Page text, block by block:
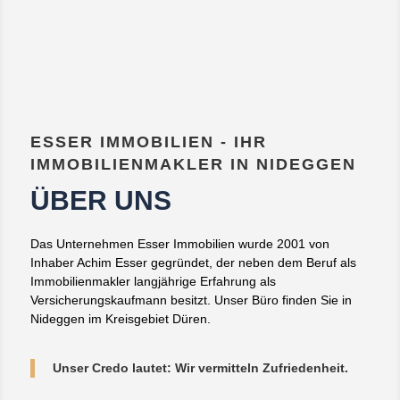
ESSER IMMOBILIEN - IHR
IMMOBILIENMAKLER IN NIDEGGEN
ÜBER UNS
Das Unternehmen Esser Immobilien wurde 2001 von
Inhaber Achim Esser gegründet, der neben dem Beruf als
Immobilienmakler langjährige Erfahrung als
Versicherungskaufmann besitzt. Unser Büro finden Sie in
Nideggen im Kreisgebiet Düren.
Unser Credo lautet: Wir vermitteln Zufriedenheit.